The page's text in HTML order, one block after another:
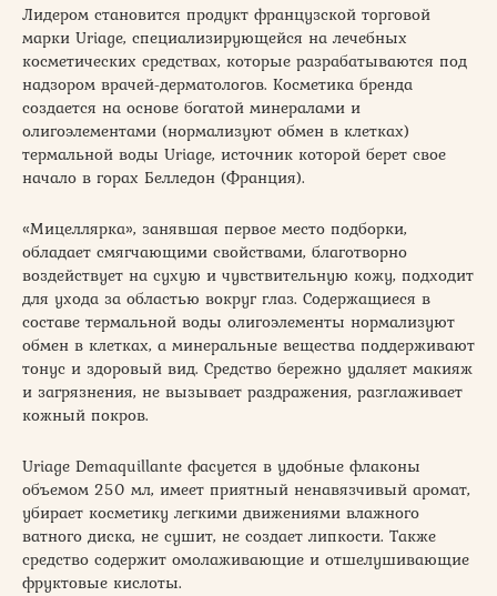
Лидером становится продукт французской торговой
марки Uriage, специализирующейся на лечебных
косметических средствах, которые разрабатываются под
надзором врачей-дерматологов. Косметика бренда
создается на основе богатой минералами и
олигоэлементами (нормализуют обмен в клетках)
термальной воды Uriage, источник которой берет свое
начало в горах Белледон (Франция).
«Мицеллярка», занявшая первое место подборки,
обладает смягчающими свойствами, благотворно
воздействует на сухую и чувствительную кожу, подходит
для ухода за областью вокруг глаз. Содержащиеся в
составе термальной воды олигоэлементы нормализуют
обмен в клетках, а минеральные вещества поддерживают
тонус и здоровый вид. Средство бережно удаляет макияж
и загрязнения, не вызывает раздражения, разглаживает
кожный покров.
Uriage Demaquillante фасуется в удобные флаконы
объемом 250 мл, имеет приятный ненавязчивый аромат,
убирает косметику легкими движениями влажного
ватного диска, не сушит, не создает липкости. Также
средство содержит омолаживающие и отшелушивающие
фруктовые кислоты.